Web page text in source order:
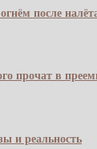
после
прочат в
и реальность